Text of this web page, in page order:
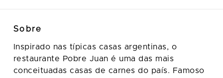
Sobre
Inspirado nas típicas casas argentinas, o
restaurante Pobre Juan é uma das mais
conceituadas casas de carnes do país. Famoso